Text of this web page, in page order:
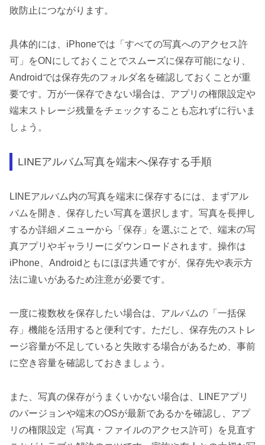
敗防止につながります。
具体的には、iPhoneでは「すべての写真へのアクセス許
可」をONにしておくことでスムーズに保存可能になり、
Androidでは保存先のフォルダ名を確認しておくことが重
要です。万が一保存できない場合は、アプリの権限設定や
端末ストレージ残量をチェックすることも忘れずに行いま
しょう。
LINEアルバム写真を端末へ保存する手順
LINEアルバム内の写真を端末に保存するには、まずアル
バムを開き、保存したい写真を選択します。写真を長押し
するか詳細メニューから「保存」を選ぶことで、端末の写
真アプリやギャラリーにダウンロードされます。操作は
iPhone、Androidともにほぼ共通ですが、保存先や表示方
法に違いがあるため注意が必要です。
一度に複数枚を保存したい場合は、アルバムの「一括保
存」機能を活用すると便利です。ただし、保存先のストレ
ージ容量が不足していると失敗する場合があるため、事前
に空き容量を確認しておきましょう。
また、写真の保存がうまくいかない場合は、LINEアプリ
のバージョンや端末のOSが最新であるかを確認し、アプ
リの権限設定（写真・ファイルのアクセス許可）を見直す